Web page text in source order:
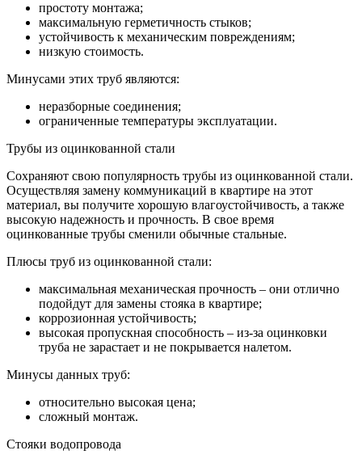
простоту монтажа;
максимальную герметичность стыков;
устойчивость к механическим повреждениям;
низкую стоимость.
Минусами этих труб являются:
неразборные соединения;
ограниченные температуры эксплуатации.
Трубы из оцинкованной стали
Сохраняют свою популярность трубы из оцинкованной стали.
Осуществляя замену коммуникаций в квартире на этот
материал, вы получите хорошую влагоустойчивость, а также
высокую надежность и прочность. В свое время
оцинкованные трубы сменили обычные стальные.
Плюсы труб из оцинкованной стали:
максимальная механическая прочность – они отлично
подойдут для замены стояка в квартире;
коррозионная устойчивость;
высокая пропускная способность – из-за оцинковки
труба не зарастает и не покрывается налетом.
Минусы данных труб:
относительно высокая цена;
сложный монтаж.
Стояки водопровода